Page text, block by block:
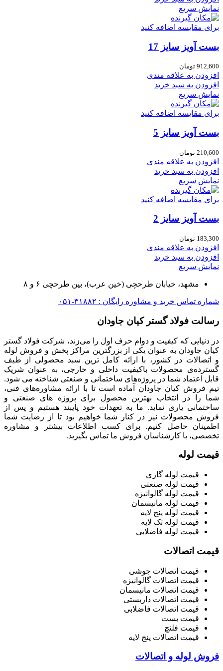
نمایش سریع
برای مقایسه اضافه کنید
بست آویز سایز 17
912,600 تومان
افزودن به علاقه مندی
افزودن به سبد خرید
نمایش سریع
برای مقایسه اضافه کنید
بست آویز سایز 5
210,600 تومان
افزودن به علاقه مندی
افزودن به سبد خرید
نمایش سریع
برای مقایسه اضافه کنید
بست آویز سایز 2
183,300 تومان
افزودن به علاقه مندی
افزودن به سبد خرید
نمایش سریع
مشهد، خیابان طرحچی (خین عرب)، بین طرحچی ۶ و ۸
شماره تماس خرید و مشاوره رایگان : ۳۱۸۸۲-۰۵۱
رسالت فولاد گستر کیان جاودان
در دنیایی که کیفیت و دوام حرف اول را می‌زند، شرکت فولاد گستر
کیان جاودان به عنوان یکی از بزرگترین مراکز پخش و فروش لوله
و اتصالات در کشور، با ارائه کامل ترین سبد محصولی از طیف
گسترده‌‌ی محصولات باکیفیت داخلی و خارجی، به عنوان شریک
قابل اعتماد شما در پروژه‌های ساختمانی و صنعتی شناخته می شود.
تیم فروش کیان جاودان آماده است تا با ارائه مشاوره‌های فنی،
شما را در انتخاب بهترین محصول برای پروژه های صنعتی و
ساختمانی یاری نماید. ما به تعهدات خود پایبند هستیم و پس از
فروش محصولات نیز در کنار شما خواهیم بود تا از رضایت شما
اطمینان حاصل کنیم. برای کسب اطلاعات بیشتر و مشاوره
تخصصی، با کارشناسان فروش ما تماس بگیرید.
قیمت لوله
قیمت لوله گازی
قیمت لوله صنعتی
قیمت لوله گالوانیزه
قیمت لوله مانیسمان
قیمت لوله پنج لایه
قیمت لوله تک لایه
قیمت لوله فاضلابی
قیمت اتصالات
قیمت اتصالات جوشی
قیمت اتصالات گالوانیزه
قیمت اتصالات مانیسمان
قیمت اتصالات داربستی
قیمت اتصالات فاضلابی
قیمت بست
قیمت فلنچ
قیمت اتصالات پنج لایه
فروش لوله و اتصالات